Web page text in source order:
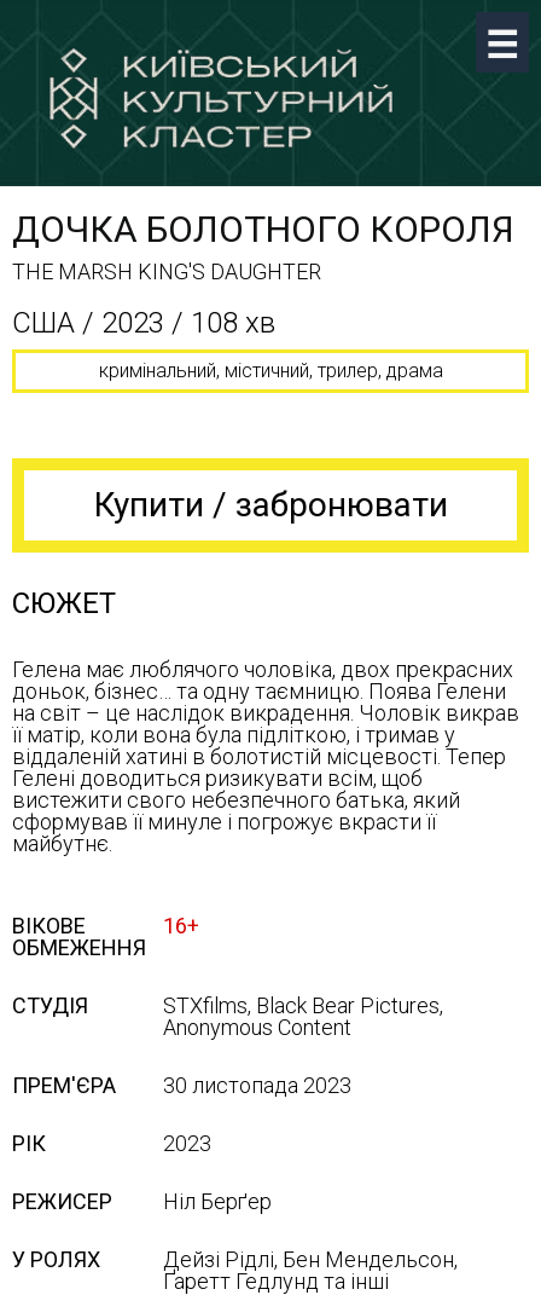
ДОЧКА БОЛОТНОГО КОРОЛЯ
THE MARSH KING'S DAUGHTER
США / 2023 / 108 хв
кримінальний, містичний, трилер, драма
Купити / забронювати
СЮЖЕТ
Гелена має люблячого чоловіка, двох прекрасних
доньок, бізнес… та одну таємницю. Поява Гелени
на світ – це наслідок викрадення. Чоловік викрав
її матір, коли вона була підліткою, і тримав у
віддаленій хатині в болотистій місцевості. Тепер
Гелені доводиться ризикувати всім, щоб
вистежити свого небезпечного батька, який
сформував її минуле і погрожує вкрасти її
майбутнє.
ВІКОВЕ
ОБМЕЖЕННЯ
16+
СТУДІЯ
STXfilms, Black Bear Pictures,
Anonymous Content
ПРЕМ'ЄРА 30 листопада 2023
РІК 2023
РЕЖИСЕР Ніл Берґер
У РОЛЯХ
Дейзі Рідлі, Бен Мендельсон,
Ґаретт Гедлунд та інші